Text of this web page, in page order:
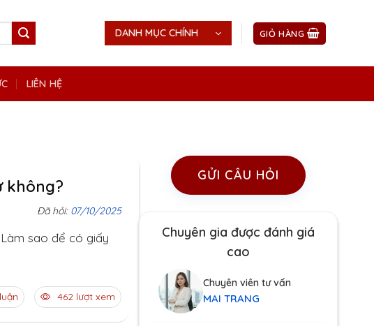
DANH MỤC CHÍNH GIỎ HÀNG
LIÊN HỆ
không?
Đã hỏi: 07/10/2025
sao để có giấy
462 lượt xem
GỬI CÂU HỎI
Chuyên gia được đánh giá
cao
Chuyên viên tư vấn
MAI TRANG